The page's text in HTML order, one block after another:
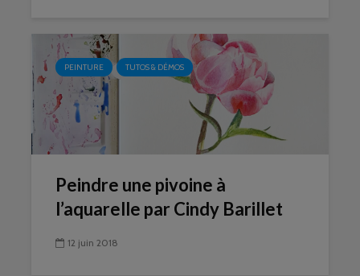
PEINTURE TUTOS & DÉMOS
Peindre une pivoine à
l’aquarelle par Cindy Barillet
12 juin 2018